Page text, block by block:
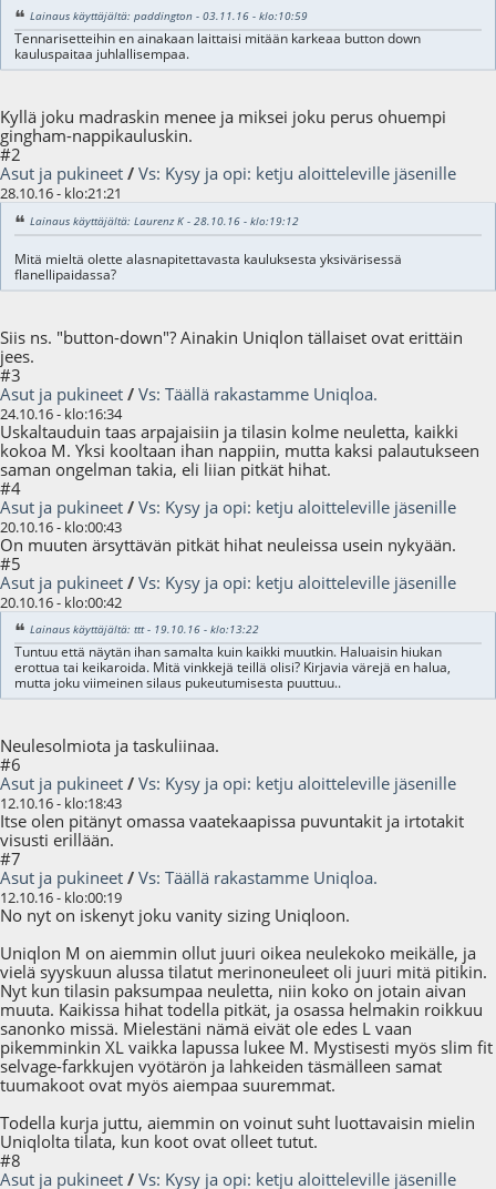
Lainaus käyttäjältä: paddington - 03.11.16 - klo:10:59
Tennarisetteihin en ainakaan laittaisi mitään karkeaa button down
kauluspaitaa juhlallisempaa.
Kyllä joku madraskin menee ja miksei joku perus ohuempi
gingham-nappikauluskin.
#2
Asut ja pukineet / Vs: Kysy ja opi: ketju aloitteleville jäsenille
28.10.16 - klo:21:21
Lainaus käyttäjältä: Laurenz K - 28.10.16 - klo:19:12
Mitä mieltä olette alasnapitettavasta kauluksesta yksivärisessä
flanellipaidassa?
Siis ns. "button-down"? Ainakin Uniqlon tällaiset ovat erittäin
jees.
#3
Asut ja pukineet / Vs: Täällä rakastamme Uniqloa.
24.10.16 - klo:16:34
Uskaltauduin taas arpajaisiin ja tilasin kolme neuletta, kaikki
kokoa M. Yksi kooltaan ihan nappiin, mutta kaksi palautukseen
saman ongelman takia, eli liian pitkät hihat.
#4
Asut ja pukineet / Vs: Kysy ja opi: ketju aloitteleville jäsenille
20.10.16 - klo:00:43
On muuten ärsyttävän pitkät hihat neuleissa usein nykyään.
#5
Asut ja pukineet / Vs: Kysy ja opi: ketju aloitteleville jäsenille
20.10.16 - klo:00:42
Lainaus käyttäjältä: ttt - 19.10.16 - klo:13:22
Tuntuu että näytän ihan samalta kuin kaikki muutkin. Haluaisin hiukan
erottua tai keikaroida. Mitä vinkkejä teillä olisi? Kirjavia värejä en halua,
mutta joku viimeinen silaus pukeutumisesta puuttuu..
Neulesolmiota ja taskuliinaa.
#6
Asut ja pukineet / Vs: Kysy ja opi: ketju aloitteleville jäsenille
12.10.16 - klo:18:43
Itse olen pitänyt omassa vaatekaapissa puvuntakit ja irtotakit
visusti erillään.
#7
Asut ja pukineet / Vs: Täällä rakastamme Uniqloa.
12.10.16 - klo:00:19
No nyt on iskenyt joku vanity sizing Uniqloon.
Uniqlon M on aiemmin ollut juuri oikea neulekoko meikälle, ja
vielä syyskuun alussa tilatut merinoneuleet oli juuri mitä pitikin.
Nyt kun tilasin paksumpaa neuletta, niin koko on jotain aivan
muuta. Kaikissa hihat todella pitkät, ja osassa helmakin roikkuu
sanonko missä. Mielestäni nämä eivät ole edes L vaan
pikemminkin XL vaikka lapussa lukee M. Mystisesti myös slim fit
selvage-farkkujen vyötärön ja lahkeiden täsmälleen samat
tuumakoot ovat myös aiempaa suuremmat.
Todella kurja juttu, aiemmin on voinut suht luottavaisin mielin
Uniqlolta tilata, kun koot ovat olleet tutut.
#8
Asut ja pukineet / Vs: Kysy ja opi: ketju aloitteleville jäsenille